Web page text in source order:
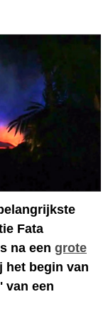
Fata
na een grote
het begin van
van een